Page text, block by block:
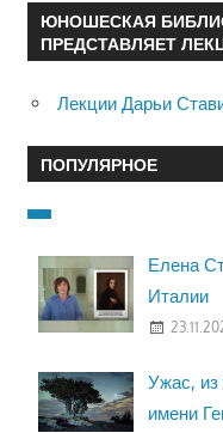
ЮНОШЕСКАЯ
ПРЕДСТАВЛЯЕТ
Лекции Дарьи
ПОПУЛЯРНОЕ
Елена
Италии
Ужас,
имени